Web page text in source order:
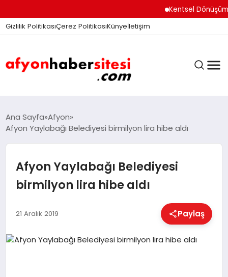
Kentsel Dönüşüm Ofisi
Gizlilik PolitikasıÇerez PolitikasıKünyeİletişim
ANASAYFA
DÜNYA
Ana Sayfa Afyon
Afyon Yaylabağı Belediyesi birmilyon lira hibe aldı
Afyon Yaylabağı Belediyesi
birmilyon lira hibe aldı
21 Aralık 2019 Paylaş